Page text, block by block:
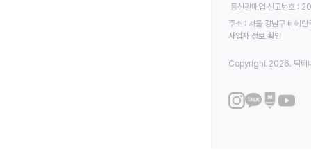
통신판매업 신고번호
주소 : 서울 강남구 테헤
사업자 정보 확인
Copyright 2026. 닥터